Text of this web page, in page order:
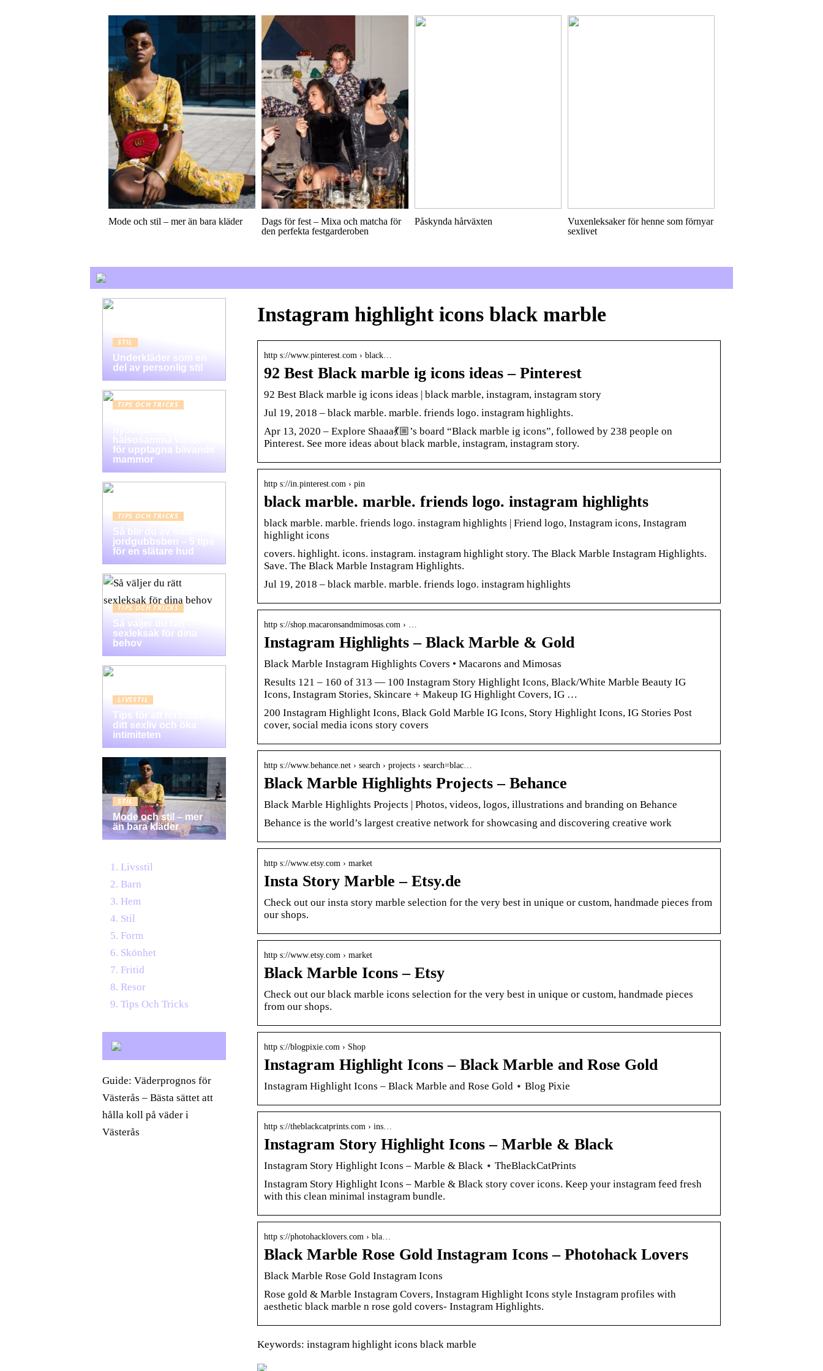
Mode och stil – mer än bara kläder
Dags för fest – Mixa och matcha för
den perfekta festgarderoben
Påskynda hårväxten
Vuxenleksaker för henne som förnyar
sexlivet
Instagram highlight icons black marble
http s://www.pinterest.com › black…
92 Best Black marble ig icons ideas – Pinterest
92 Best Black marble ig icons ideas | black marble, instagram, instagram story
Jul 19, 2018 – black marble. marble. friends logo. instagram highlights.
Apr 13, 2020 – Explore Shaaa💃🏼’s board “Black marble ig icons”, followed by 238 people on
Pinterest. See more ideas about black marble, instagram, instagram story.
http s://in.pinterest.com › pin
black marble. marble. friends logo. instagram highlights
black marble. marble. friends logo. instagram highlights | Friend logo, Instagram icons, Instagram
highlight icons
covers. highlight. icons. instagram. instagram highlight story. The Black Marble Instagram Highlights.
Save. The Black Marble Instagram Highlights.
Jul 19, 2018 – black marble. marble. friends logo. instagram highlights
http s://shop.macaronsandmimosas.com › …
Instagram Highlights – Black Marble & Gold
Black Marble Instagram Highlights Covers • Macarons and Mimosas
Results 121 – 160 of 313 — 100 Instagram Story Highlight Icons, Black/White Marble Beauty IG
Icons, Instagram Stories, Skincare + Makeup IG Highlight Covers, IG …
200 Instagram Highlight Icons, Black Gold Marble IG Icons, Story Highlight Icons, IG Stories Post
cover, social media icons story covers
http s://www.behance.net › search › projects › search=blac…
Black Marble Highlights Projects – Behance
Black Marble Highlights Projects | Photos, videos, logos, illustrations and branding on Behance
Behance is the world’s largest creative network for showcasing and discovering creative work
http s://www.etsy.com › market
Insta Story Marble – Etsy.de
Check out our insta story marble selection for the very best in unique or custom, handmade pieces from
our shops.
http s://www.etsy.com › market
Black Marble Icons – Etsy
Check out our black marble icons selection for the very best in unique or custom, handmade pieces
from our shops.
http s://blogpixie.com › Shop
Instagram Highlight Icons – Black Marble and Rose Gold
Instagram Highlight Icons – Black Marble and Rose Gold ⋆ Blog Pixie
http s://theblackcatprints.com › ins…
Instagram Story Highlight Icons – Marble & Black
Instagram Story Highlight Icons – Marble & Black ⋆ TheBlackCatPrints
Instagram Story Highlight Icons – Marble & Black story cover icons. Keep your instagram feed fresh
with this clean minimal instagram bundle.
http s://photohacklovers.com › bla…
Black Marble Rose Gold Instagram Icons – Photohack Lovers
Black Marble Rose Gold Instagram Icons
Rose gold & Marble Instagram Covers, Instagram Highlight Icons style Instagram profiles with
aesthetic black marble n rose gold covers- Instagram Highlights.
Keywords: instagram highlight icons black marble
STIL
Underkläder som en
del av personlig stil
TIPS OCH TRICKS
hälsosamma vanor
för upptagna blivande
mammor
TIPS OCH TRICKS
Så blir du av med
jordgubbsben – 5 tips
för en slätare hud
TIPS OCH TRICKS
Så väljer du rätt
sexleksak för dina
behov
LIVSSTIL
Tips för att förbättra
ditt sexliv och öka
intimiteten
STIL
Mode och stil – mer
än bara kläder
Livsstil
Barn
Hem
Stil
Form
Skönhet
Fritid
Resor
Tips Och Tricks
Guide: Väderprognos för
Västerås – Bästa sättet att
hålla koll på väder i
Västerås